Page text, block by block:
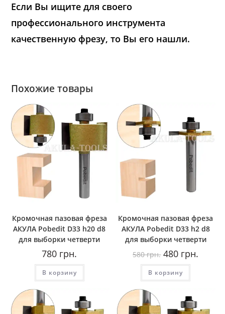
Если Вы ищите для своего
профессионального инструмента
качественную фрезу, то Вы его нашли.
Похожие товары
Кромочная пазовая фреза
AКУЛА Pobedit D33 h20 d8
для выборки четверти
780 грн.
В корзину
Кромочная пазовая фреза
AКУЛА Pobedit D33 h2 d8
для выборки четверти
580грн. Первоначальная
цена
составляла
580
грн..
480 грн.
В корзину